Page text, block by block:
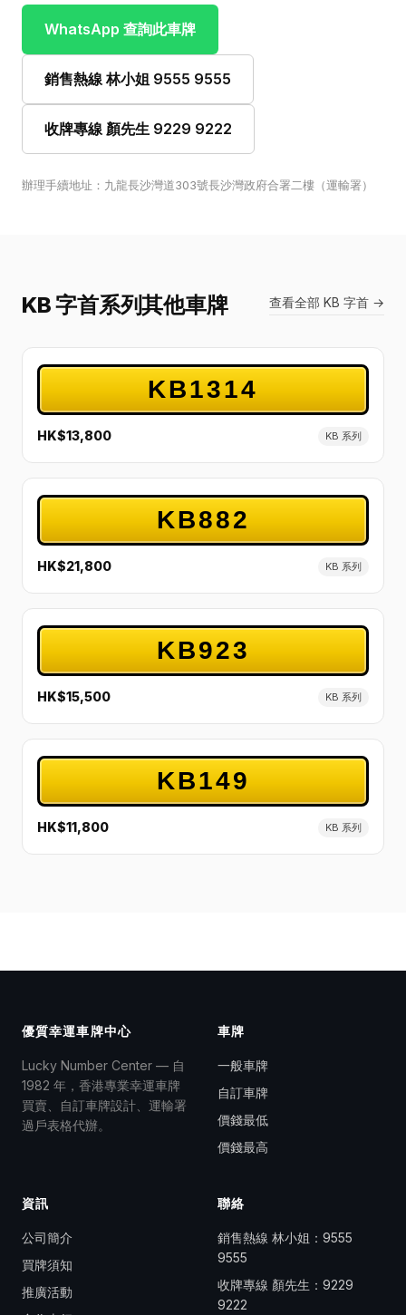
WhatsApp 查詢此車牌
銷售熱線 林小姐 9555 9555
收牌專線 顏先生 9229 9222
辦理手續地址：九龍長沙灣道303號長沙灣政府合署二樓（運輸署）
KB 字首系列其他車牌 查看全部 KB 字首 →
KB1314
HK$13,800 KB 系列
KB882
HK$21,800 KB 系列
KB923
HK$15,500 KB 系列
KB149
HK$11,800 KB 系列
優質幸運車牌中心
Lucky Number Center — 自
1982 年，香港專業幸運車牌
買賣、自訂車牌設計、運輸署
過戶表格代辦。
車牌
一般車牌
自訂車牌
價錢最低
價錢最高
資訊
公司簡介
買牌須知
推廣活動
聯絡
銷售熱線 林小姐： 9555
9555
收牌專線 顏先生： 9229
9222